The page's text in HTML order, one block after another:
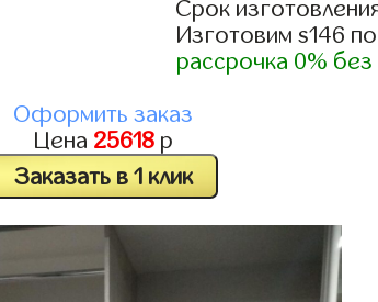
Срок
Изготовим s146
рассрочка 0% без
Оформить заказ
Цена 25618 р
Заказать в 1 клик